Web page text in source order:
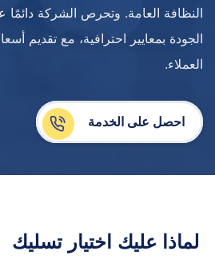
النظافة العامة. وتحرص الشركة دائمًا
الجودة بمعايير احترافية، مع تقديم
العملاء.
احصل على الخدمة
لماذا عليك اختيار تسليك